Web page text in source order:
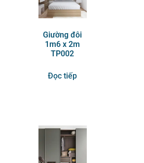
Giường đôi
1m6 x 2m
TP002
Đọc tiếp